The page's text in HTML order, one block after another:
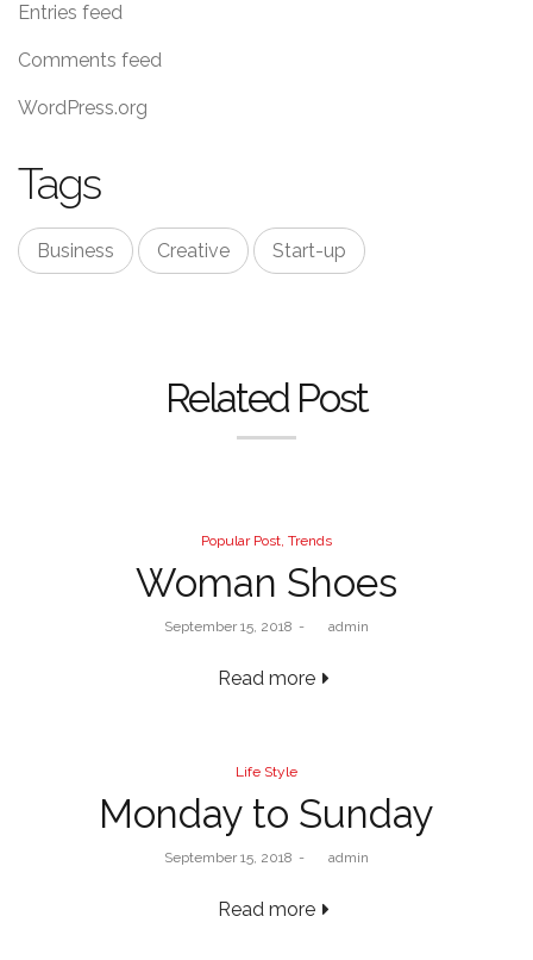
Entries feed
Comments feed
WordPress.org
Tags
Business Creative Start-up
Related Post
Popular Post Trends
Woman Shoes
September 15, 2018 byadmin
Read more
Life Style
Monday to Sunday
September 15, 2018 byadmin
Read more